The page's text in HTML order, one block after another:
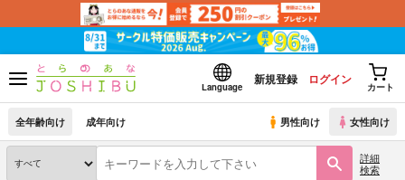
Language
新規登録 ログイン
カート
全年齢向け 成年向け 男性向け 女性向け
詳細
検索